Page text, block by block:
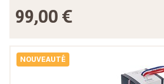
99,00 €
NOUVEAUTÉ